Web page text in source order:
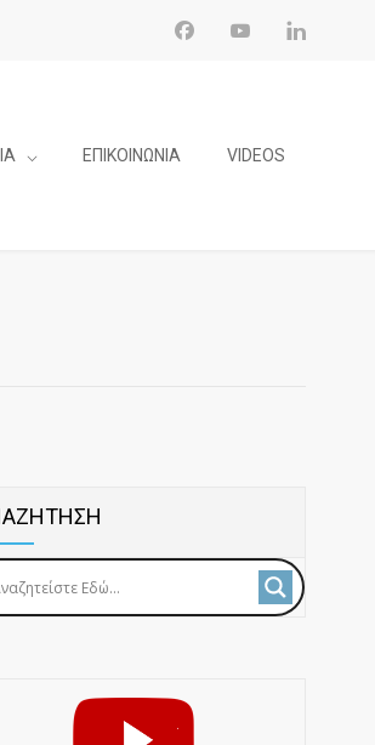
ΕΠΙΚΟΙΝΩΝΙΑ VIDEOS